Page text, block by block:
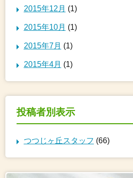
2015年12月 (1)
2015年10月 (1)
2015年7月 (1)
2015年4月 (1)
投稿者別表示
つつじヶ丘スタッフ (66)